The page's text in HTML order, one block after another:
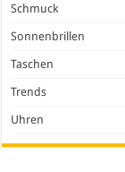
Schmuck
Sonnenbrillen
Taschen
Trends
Uhren